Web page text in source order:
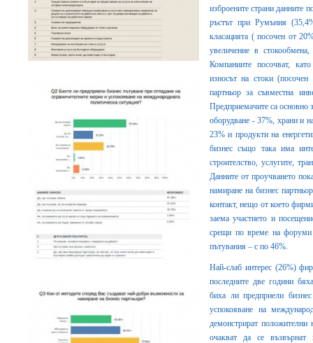
изброените страни данните
ръстът при Румъния
класацията ( посочен от
увеличение в
Компаниите посочват,
износът на стоки
партньор за съвместна
Предприемачите са основно
оборудване - 37%, храни и
23% и продукти на
бизнес също така има
строителство, услугите,
Данните от проучването
намиране на бизнес
контакт, нещо от което
заема участието и
срещи по време на форуми
пътувания – с по 46%.
Най-слаб интерес (26%)
последните две години
биха ли предприели
успокояване на
демонстрират
очакват да се